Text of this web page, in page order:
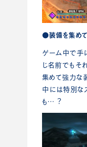
●装備を集めて
ゲーム中で⼿
じ名前でもそ
集めて強⼒な
中には特別な
も…︖